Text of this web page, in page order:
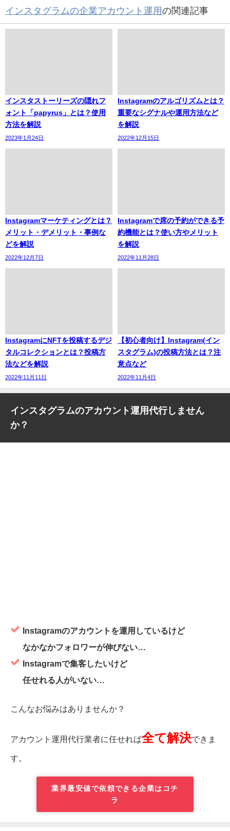
インスタグラムの企業アカウント運用の関連記事
インスタストーリーズの隠れフ
ォント「papyrus」とは？使用
方法を解説
2023年1月24日
Instagramのアルゴリズムとは？
重要なシグナルや運用方法など
を解説
2022年12月15日
Instagramマーケティングとは？
メリット・デメリット・事例な
どを解説
2022年12月7日
Instagramで席の予約ができる予
約機能とは？使い方やメリット
を解説
2022年11月28日
InstagramにNFTを投稿するデジ
タルコレクションとは？投稿方
法などを解説
2022年11月11日
【初心者向け】Instagram(イン
スタグラム)の投稿方法とは？注
意点など
2022年11月4日
インスタグラムのアカウント運用代行しません
か？
Instagramのアカウントを運用しているけど
なかなかフォロワーが伸びない…
Instagramで集客したいけど
任せれる人がいない…
こんなお悩みはありませんか？
アカウント運用代行業者に任せれば全て解決できま
す。
業界最安値で依頼できる企業はコチ
ラ